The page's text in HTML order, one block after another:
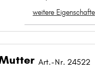
weitere
Mutter Art.-Nr. 24522